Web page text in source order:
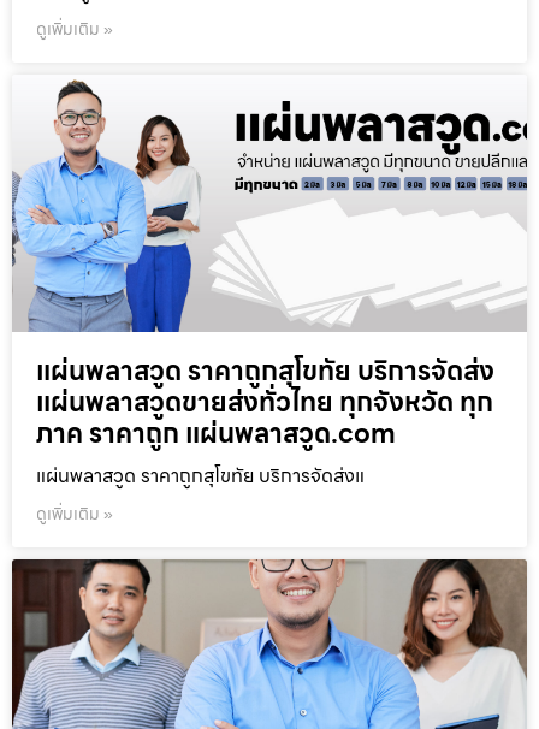
ดูเพิ่มเติม »
แผ่นพลาสวูด ราคาถูกสุโขทัย บริการจัดส่ง
แผ่นพลาสวูดขายส่งทั่วไทย ทุกจังหวัด ทุก
ภาค ราคาถูก แผ่นพลาสวูด.com
แผ่นพลาสวูด ราคาถูกสุโขทัย บริการจัดส่งแ
ดูเพิ่มเติม »